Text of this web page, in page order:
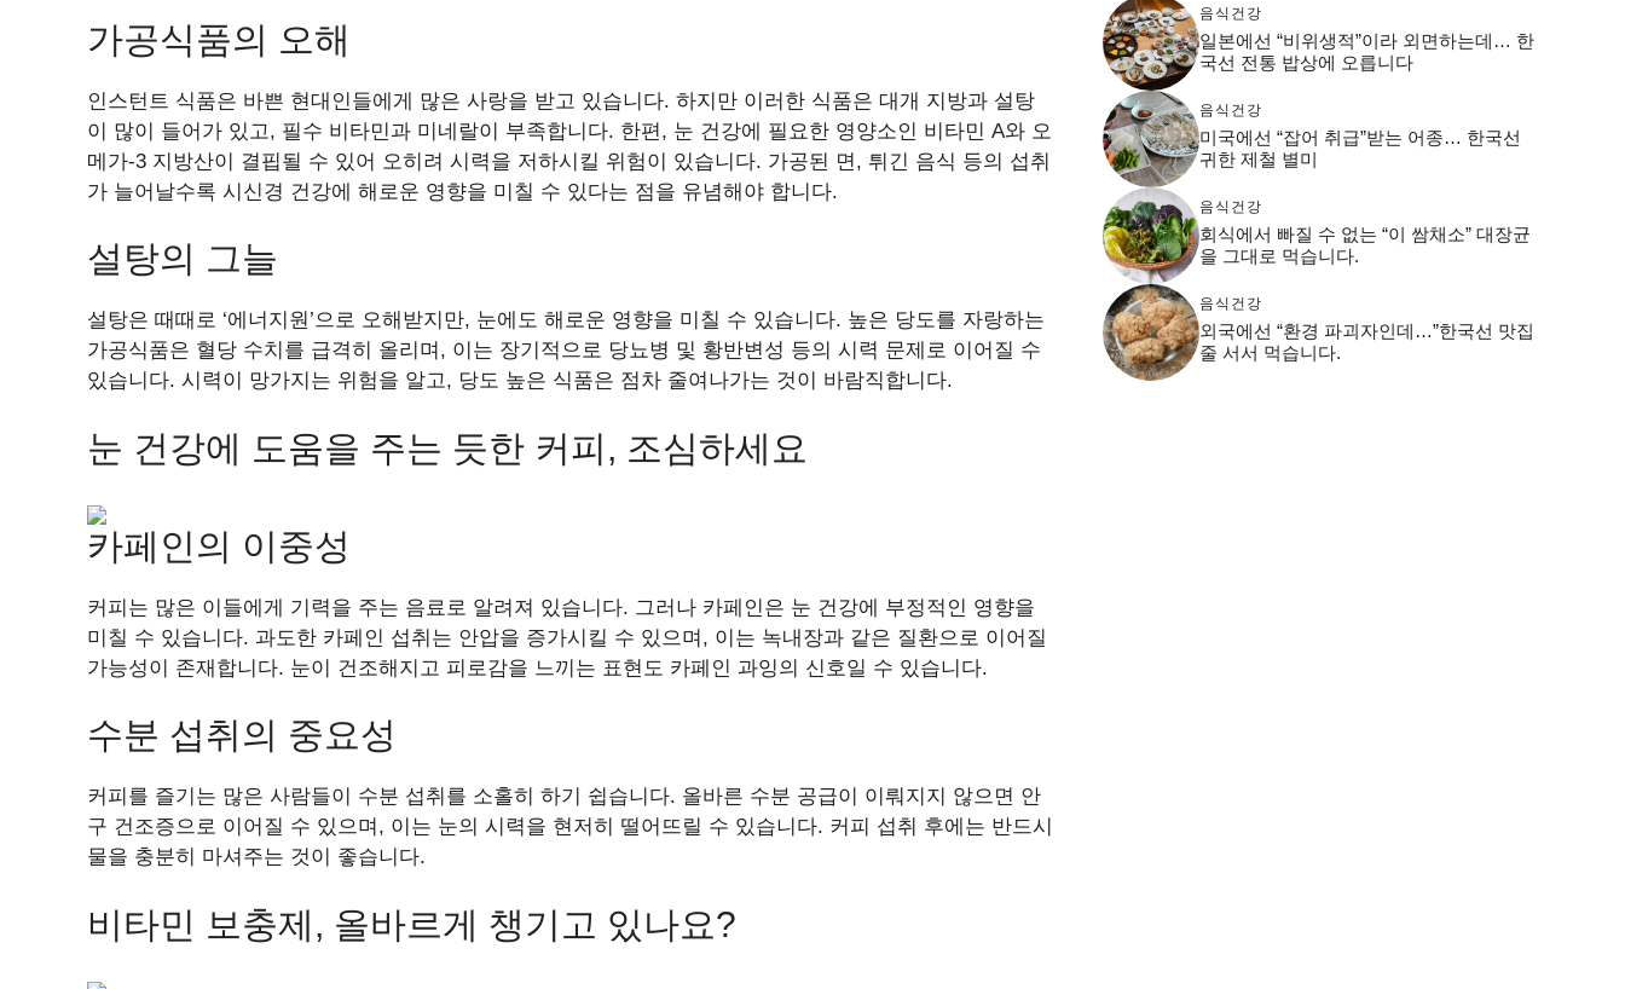
가공식품의 오해
인스턴트 식품은 바쁜 현대인들에게 많은 사랑을 받고 있습니다. 하지만 이러한 식품은 대개 지방과 설탕
이 많이 들어가 있고, 필수 비타민과 미네랄이 부족합니다. 한편, 눈 건강에 필요한 영양소인 비타민 A와 오
메가-3 지방산이 결핍될 수 있어 오히려 시력을 저하시킬 위험이 있습니다. 가공된 면, 튀긴 음식 등의 섭취
가 늘어날수록 시신경 건강에 해로운 영향을 미칠 수 있다는 점을 유념해야 합니다.
설탕의 그늘
설탕은 때때로 ‘에너지원’으로 오해받지만, 눈에도 해로운 영향을 미칠 수 있습니다. 높은 당도를 자랑하는
가공식품은 혈당 수치를 급격히 올리며, 이는 장기적으로 당뇨병 및 황반변성 등의 시력 문제로 이어질 수
있습니다. 시력이 망가지는 위험을 알고, 당도 높은 식품은 점차 줄여나가는 것이 바람직합니다.
눈 건강에 도움을 주는 듯한 커피, 조심하세요
카페인의 이중성
커피는 많은 이들에게 기력을 주는 음료로 알려져 있습니다. 그러나 카페인은 눈 건강에 부정적인 영향을
미칠 수 있습니다. 과도한 카페인 섭취는 안압을 증가시킬 수 있으며, 이는 녹내장과 같은 질환으로 이어질
가능성이 존재합니다. 눈이 건조해지고 피로감을 느끼는 표현도 카페인 과잉의 신호일 수 있습니다.
수분 섭취의 중요성
커피를 즐기는 많은 사람들이 수분 섭취를 소홀히 하기 쉽습니다. 올바른 수분 공급이 이뤄지지 않으면 안
구 건조증으로 이어질 수 있으며, 이는 눈의 시력을 현저히 떨어뜨릴 수 있습니다. 커피 섭취 후에는 반드시
물을 충분히 마셔주는 것이 좋습니다.
비타민 보충제, 올바르게 챙기고 있나요?
음식건강
일본에선 “비위생적”이라 외면하는데… 한
국선 전통 밥상에 오릅니다
음식건강
미국에선 “잡어 취급”받는 어종… 한국선
귀한 제철 별미
음식건강
회식에서 빠질 수 없는 “이 쌈채소” 대장균
을 그대로 먹습니다.
음식건강
외국에선 “환경 파괴자인데…”한국선 맛집
줄 서서 먹습니다.